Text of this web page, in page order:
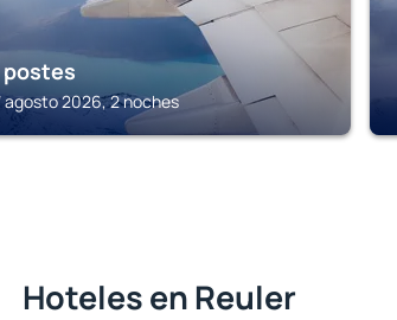
agosto 2026, 2 noches
Hoteles en Reuler